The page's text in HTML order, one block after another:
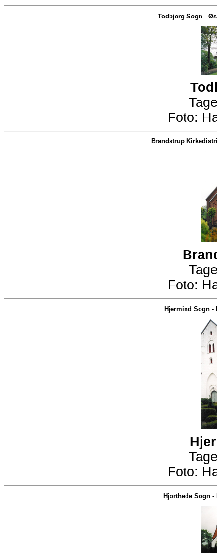
Todbjerg Sogn-
Foto:
Brandstrup
Foto:
Hjermind Sogn-
Foto:
Hjorthede Sogn -